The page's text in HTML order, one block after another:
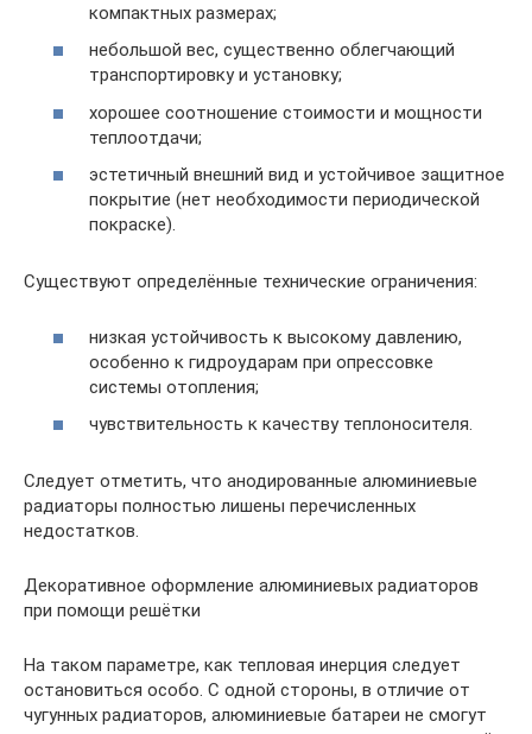
компактных размерах;
небольшой вес, существенно облегчающий
транспортировку и установку;
хорошее соотношение стоимости и мощности
теплоотдачи;
эстетичный внешний вид и устойчивое защитное
покрытие (нет необходимости периодической
покраске).
Существуют определённые технические ограничения:
низкая устойчивость к высокому давлению,
особенно к гидроударам при опрессовке
системы отопления;
чувствительность к качеству теплоносителя.
Следует отметить, что анодированные алюминиевые
радиаторы полностью лишены перечисленных
недостатков.
Декоративное оформление алюминиевых радиаторов
при помощи решётки
На таком параметре, как тепловая инерция следует
остановиться особо. С одной стороны, в отличие от
чугунных радиаторов, алюминиевые батареи не смогут